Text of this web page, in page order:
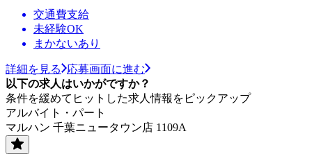
交通費支給
未経験OK
まかないあり
詳細を見る
応募画面に進む
以下の求人はいかがですか？
条件を緩めてヒットした求人情報をピックアップ
アルバイト・パート
マルハン 千葉ニュータウン店 1109A